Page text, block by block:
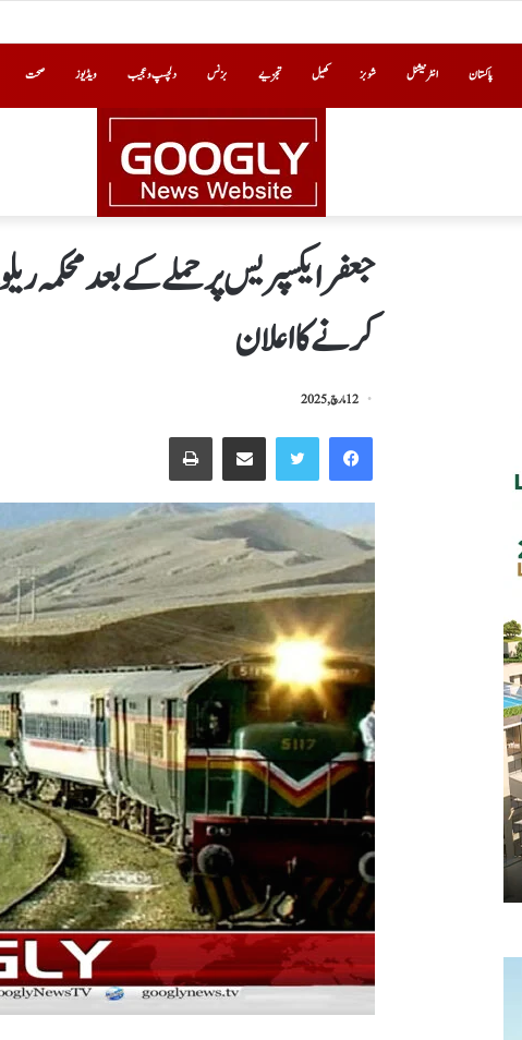
پاکستان انٹرنیشنل شوبز کھیل تجزیے بزنس دلچسپ و عجیب ویڈیوز صحت
جعفر ایکسپریس پر حملے کے بعد
کرنے کا اعلان
12 مارچ, 2025